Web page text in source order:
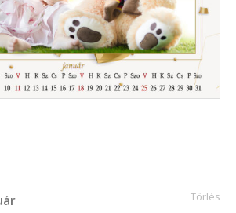
Törlés